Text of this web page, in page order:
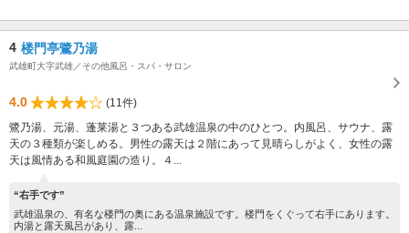
4 楼門亭鷺乃湯
武雄町大字武雄／その他風呂・スパ・サロン
4.0
(11件)
鷺乃湯、元湯、蓬莱湯と３つある武雄温泉の中のひとつ。内風呂、サウナ、露
天の３種類が楽しめる。男性の露天は２階にあって見晴らしがよく、女性の露
天は風情ある和風庭園の造り。４...
“右手です”
武雄温泉の、有名な楼門の奥にある温泉施設です。楼門をくぐって右手にあります。
内湯と露天風呂があり、露...